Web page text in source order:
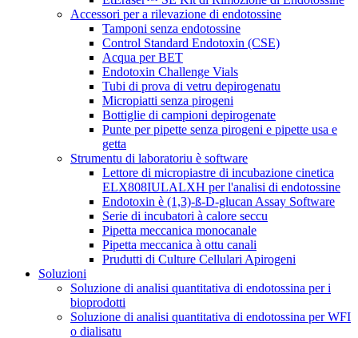
Accessori per a rilevazione di endotossine
Tamponi senza endotossine
Control Standard Endotoxin (CSE)
Acqua per BET
Endotoxin Challenge Vials
Tubi di prova di vetru depirogenatu
Micropiatti senza pirogeni
Bottiglie di campioni depirogenate
Punte per pipette senza pirogeni e pipette usa e
getta
Strumentu di laboratoriu è software
Lettore di micropiastre di incubazione cinetica
ELX808IULALXH per l'analisi di endotossine
Endotoxin è (1,3)-ß-D-glucan Assay Software
Serie di incubatori à calore seccu
Pipetta meccanica monocanale
Pipetta meccanica à ottu canali
Prudutti di Culture Cellulari Apirogeni
Soluzioni
Soluzione di analisi quantitativa di endotossina per i
bioprodotti
Soluzione di analisi quantitativa di endotossina per WFI
o dialisatu